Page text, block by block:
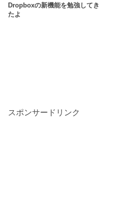
Dropboxの新機能を勉強してき
たよ
スポンサードリンク